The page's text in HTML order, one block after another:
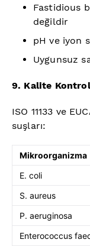
Fastidious
değildir
pH ve iyon
Uygunsuz
9. Kalite
ISO 11133 ve
suşları:
Mikroorganizma
E. coli
S. aureus
P. aeruginosa
Enterococcus